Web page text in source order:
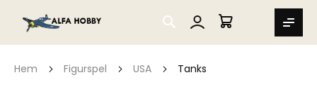
SEARCH
MIN VARUKORG
Hem Figurspel USA Tanks